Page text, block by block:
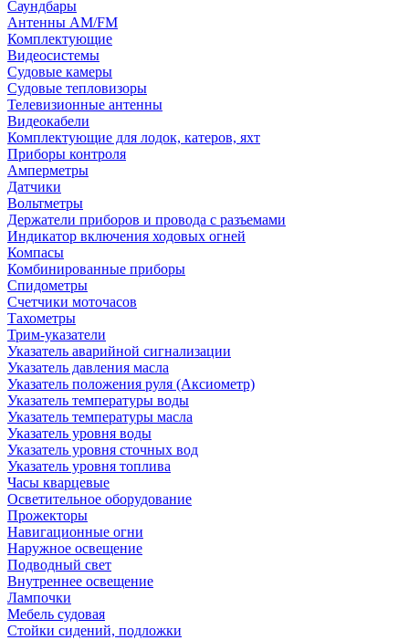
Саундбары
Антенны AM/FM
Комплектующие
Видеосистемы
Судовые камеры
Cудовые тепловизоры
Телевизионные антенны
Видеокабели
Комплектующие для лодок, катеров, яхт
Приборы контроля
Амперметры
Датчики
Вольтметры
Держатели приборов и провода с разъемами
Индикатор включения ходовых огней
Компасы
Комбинированные приборы
Спидометры
Счетчики моточасов
Тахометры
Трим-указатели
Указатель аварийной сигнализации
Указатель давления масла
Указатель положения руля (Аксиометр)
Указатель температуры воды
Указатель температуры масла
Указатель уровня воды
Указатель уровня сточных вод
Указатель уровня топлива
Часы кварцевые
Осветительное оборудование
Прожекторы
Навигационные огни
Наружное освещение
Подводный свет
Внутреннее освещение
Лампочки
Мебель судовая
Стойки сидений, подложки